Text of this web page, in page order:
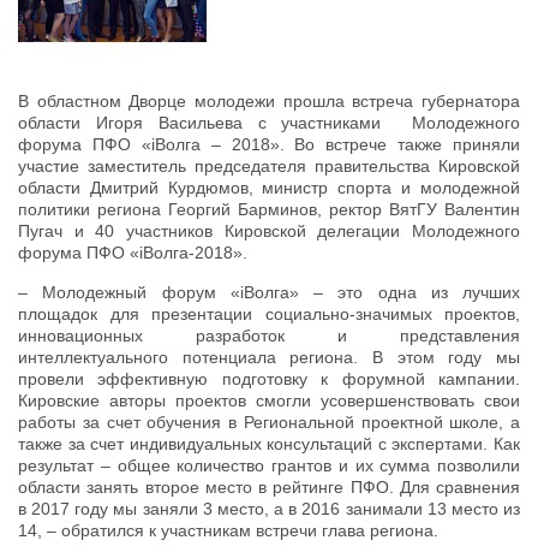
В областном Дворце молодежи прошла встреча губернатора
области Игоря Васильева с участниками Молодежного
форума ПФО «iВолга – 2018». Во встрече также приняли
участие заместитель председателя правительства Кировской
области Дмитрий Курдюмов, министр спорта и молодежной
политики региона Георгий Барминов, ректор ВятГУ Валентин
Пугач и 40 участников Кировской делегации Молодежного
форума ПФО «iВолга-2018».
– Молодежный форум «iВолга» – это одна из лучших
площадок для презентации социально-значимых проектов,
инновационных разработок и представления
интеллектуального потенциала региона. В этом году мы
провели эффективную подготовку к форумной кампании.
Кировские авторы проектов смогли усовершенствовать свои
работы за счет обучения в Региональной проектной школе, а
также за счет индивидуальных консультаций с экспертами. Как
результат – общее количество грантов и их сумма позволили
области занять второе место в рейтинге ПФО. Для сравнения
в 2017 году мы заняли 3 место, а в 2016 занимали 13 место из
14, – обратился к участникам встречи глава региона.